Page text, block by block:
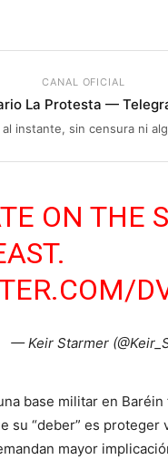
CANAL OFICIAL
La Protesta —
al instante, sin censura ni
ON THE
— Keir Starmer
base militar en
su “deber” es
mayor